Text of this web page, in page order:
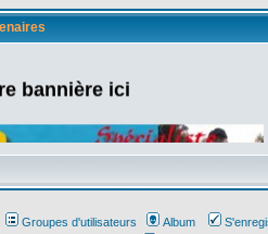
bannière ici
Groupes d'utilisateurs Album